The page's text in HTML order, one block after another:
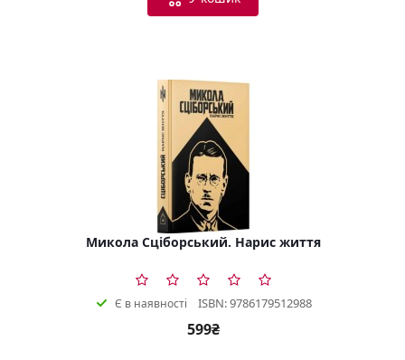
Микола Сціборський. Нарис життя
Є в наявності ISBN: 9786179512988
599₴